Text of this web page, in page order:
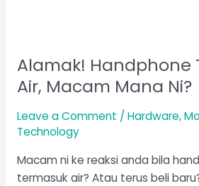
Alamak! Handphone
Air, Macam Mana Ni?
Leave a Comment / Hardware,
Technology
Macam ni ke reaksi anda bila
termasuk air? Atau terus beli
Alamak!
Handphone
Termasuk
Air,
Macam
Ni?